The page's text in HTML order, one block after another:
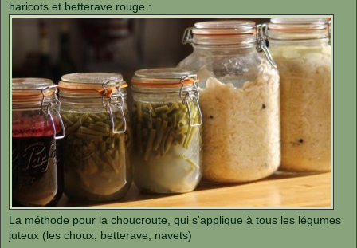
haricots et betterave rouge :
La méthode pour la choucroute, qui s'applique à tous les légumes
juteux (les choux, betterave, navets)